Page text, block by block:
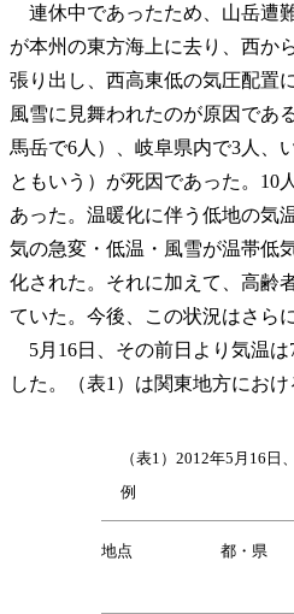
連休中であったため、山岳遭
が本州の東方海上に去り、西か
張り出し、西高東低の気圧配置
風雪に見舞われたのが原因であ
馬岳で6人）、岐阜県内で3人、
ともいう）が死因であった。10
あった。温暖化に伴う低地の気
気の急変・低温・風雪が温帯低
化された。それに加えて、高齢
ていた。今後、この状況はさら
5月16日、その前日より気温
した。（表1）は関東地方におけ
（表1）2012年5月16日
例
地点 都・県